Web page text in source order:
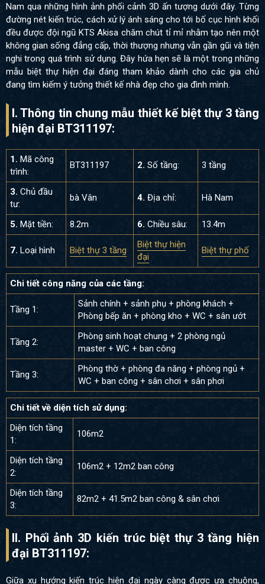
Nam qua những hình ảnh phối cảnh 3D ấn tượng dưới đây. Từng
đường nét kiến trúc, cách xử lý ánh sáng cho tới bố cục hình khối
đều được đội ngũ KTS Akisa chăm chút tỉ mỉ nhằm tạo nên một
không gian sống đẳng cấp, thời thượng nhưng vẫn gần gũi và tiện
nghi trong quá trình sử dụng. Đây hứa hẹn sẽ là một trong những
mẫu biệt thự hiện đại đáng tham khảo dành cho các gia chủ
đang tìm kiếm ý tưởng thiết kế nhà đẹp cho gia đình mình.
I. Thông tin chung mẫu thiết kế biệt thự 3 tầng
hiện đại BT311197:
1. Mã công
trình:
BT311197 2. Số tầng: 3 tầng
3. Chủ đầu
tư:
bà Vân 4. Địa chỉ: Hà Nam
5. Mặt tiền: 8.2m 6. Chiều sâu: 13.4m
7. Loại hình Biệt thự 3 tầng
Biệt thự hiện
đại
Biệt thự phố
Chi tiết công năng của các tầng:
Tầng 1:
Sảnh chính + sảnh phụ + phòng khách +
Phòng bếp ăn + phòng kho + WC + sân ướt
Tầng 2:
Phòng sinh hoạt chung + 2 phòng ngủ
master + WC + ban công
Tầng 3:
Phòng thờ + phòng đa năng + phòng ngủ +
WC + ban công + sân chơi + sân phơi
Chi tiết về diện tích sử dụng:
Diện tích tầng
1:
106m2
Diện tích tầng
2:
106m2 + 12m2 ban công
Diện tích tầng
3:
82m2 + 41.5m2 ban công & sân chơi
II. Phối ảnh 3D kiến trúc biệt thự 3 tầng hiện
đại BT311197:
Giữa xu hướng kiến trúc hiện đại ngày càng được ưa chuộng,